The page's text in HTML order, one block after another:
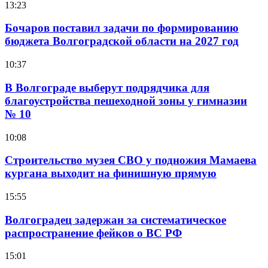
13:23
Бочаров поставил задачи по формированию
бюджета Волгоградской области на 2027 год
10:37
В Волгограде выберут подрядчика для
благоустройства пешеходной зоны у гимназии
№ 10
10:08
Строительство музея СВО у подножия Мамаева
кургана выходит на финишную прямую
15:55
Волгоградец задержан за систематическое
распространение фейков о ВС РФ
15:01